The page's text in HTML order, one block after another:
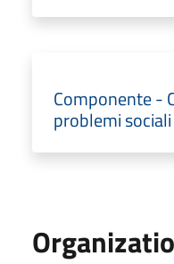
Componente -
problemi sociali